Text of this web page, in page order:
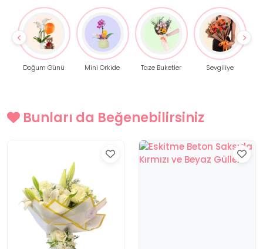
Doğum Günü Mini Orkide Taze Buketler Sevgiliye
Bunları da Beğenebilirsiniz